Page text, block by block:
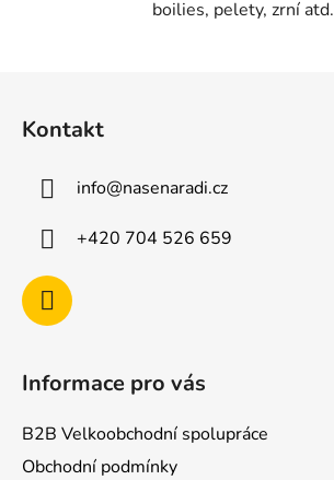
boilies, pelety, zrní atd.
Kontakt
info@nasenaradi.cz
+420 704 526 659
Informace pro vás
B2B Velkoobchodní spolupráce
Obchodní podmínky